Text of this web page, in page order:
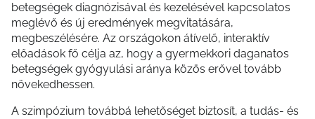
betegségek diagnózisával és kezelésével kapcsolatos
meglévő és új eredmények megvitatására,
megbeszélésére. Az országokon átívelő, interaktív
előadások fő célja az, hogy a gyermekkori daganatos
betegségek gyógyulási aránya közös erővel tovább
növekedhessen.
A szimpózium továbbá lehetőséget biztosít, a tudás- és